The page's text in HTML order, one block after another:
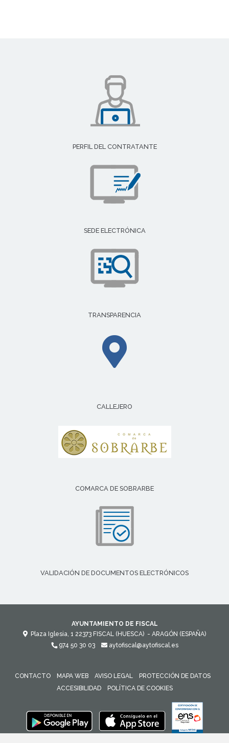
PERFIL DEL CONTRATANTE
SEDE ELECTRÓNICA
TRANSPARENCIA
CALLEJERO
COMARCA DE SOBRARBE
VALIDACIÓN DE DOCUMENTOS ELECTRÓNICOS
AYUNTAMIENTO DE FISCAL
Plaza Iglesia, 1 22373 FISCAL (HUESCA) - ARAGÓN (ESPAÑA)
974 50 30 03
aytofiscal@aytofiscal.es
CONTACTO MAPA WEB AVISO LEGAL
PROTECCIÓN DE DATOS
ACCESIBILIDAD
POLÍTICA DE COOKIES